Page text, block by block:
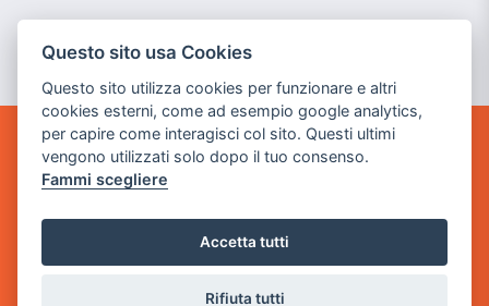
GAME WARP
BY POWER GAME SRL
Sede Legale
via Villaggio dei Platani, 3
- 25014 Castenedolo, Brescia
Questo sito usa Cookies
Questo sito utilizza cookies per funzionare e altri
cookies esterni, come ad esempio google analytics,
per capire come interagisci col sito. Questi ultimi
vengono utilizzati solo dopo il tuo consenso.
Fammi scegliere
Accetta tutti
Rifiuta tutti